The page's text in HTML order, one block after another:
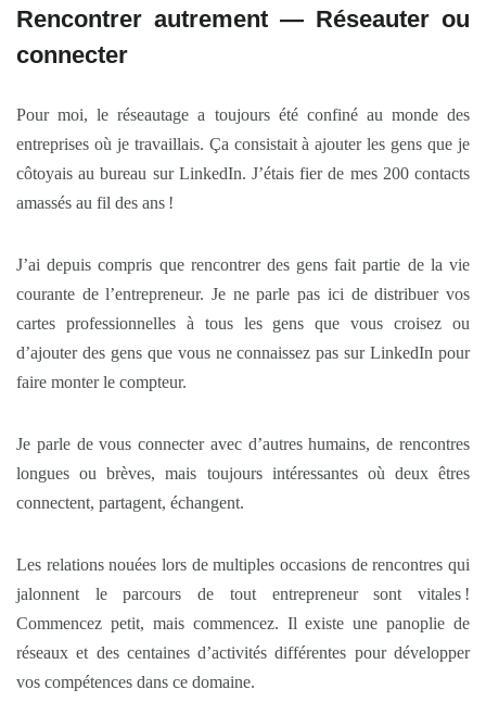
Rencontrer autrement — Réseauter ou
connecter
Pour moi, le réseautage a toujours été confiné au monde des
entreprises où je travaillais. Ça consistait à ajouter les gens que je
côtoyais au bureau sur LinkedIn. J’étais fier de mes 200 contacts
amassés au fil des ans !
J’ai depuis compris que rencontrer des gens fait partie de la vie
courante de l’entrepreneur. Je ne parle pas ici de distribuer vos
cartes professionnelles à tous les gens que vous croisez ou
d’ajouter des gens que vous ne connaissez pas sur LinkedIn pour
faire monter le compteur.
Je parle de vous connecter avec d’autres humains, de rencontres
longues ou brèves, mais toujours intéressantes où deux êtres
connectent, partagent, échangent.
Les relations nouées lors de multiples occasions de rencontres qui
jalonnent le parcours de tout entrepreneur sont vitales !
Commencez petit, mais commencez. Il existe une panoplie de
réseaux et des centaines d’activités différentes pour développer
vos compétences dans ce domaine.